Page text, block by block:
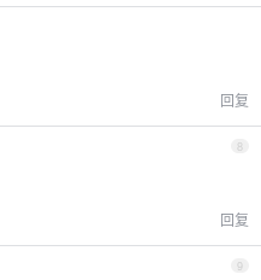
回复
回复
9